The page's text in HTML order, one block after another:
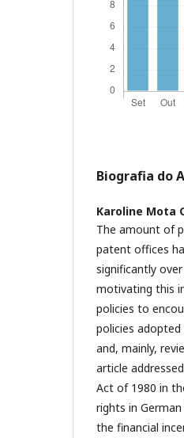
Biografia do
Karoline Mota
The amount of
patent offices
significantly
motivating this
policies to
policies
and, mainly,
article
Act of 1980 in
rights in
the financial